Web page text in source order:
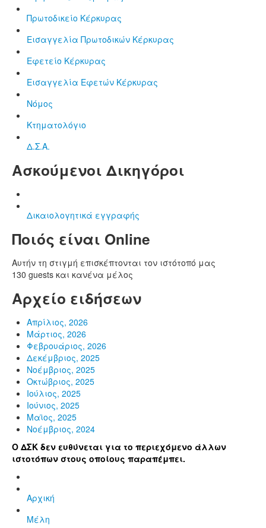
Πρωτοδικείο Κέρκυρας
Εισαγγελία Πρωτοδικών Κέρκυρας
Εφετείο Κέρκυρας
Εισαγγελία Εφετών Κέρκυρας
Νόμος
Κτηματολόγιο
Δ.Σ.Α.
Ασκούμενοι Δικηγόροι
Δικαιολογητικά εγγραφής
Ποιός είναι Online
Αυτήν τη στιγμή επισκέπτονται τον ιστότοπό μας
130 guests και κανένα μέλος
Αρχείο ειδήσεων
Απρίλιος, 2026
Μάρτιος, 2026
Φεβρουάριος, 2026
Δεκέμβριος, 2025
Νοέμβριος, 2025
Οκτώβριος, 2025
Ιούλιος, 2025
Ιούνιος, 2025
Μαϊος, 2025
Νοέμβριος, 2024
Ο ΔΣΚ δεν ευθύνεται για το περιεχόμενο άλλων
ιστοτόπων στους οποίους παραπέμπει.
Αρχική
Μέλη